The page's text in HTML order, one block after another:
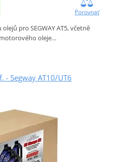
Porovnať
pro SEGWAY AT5, včetně
oleje…
- Segway AT10/UT6